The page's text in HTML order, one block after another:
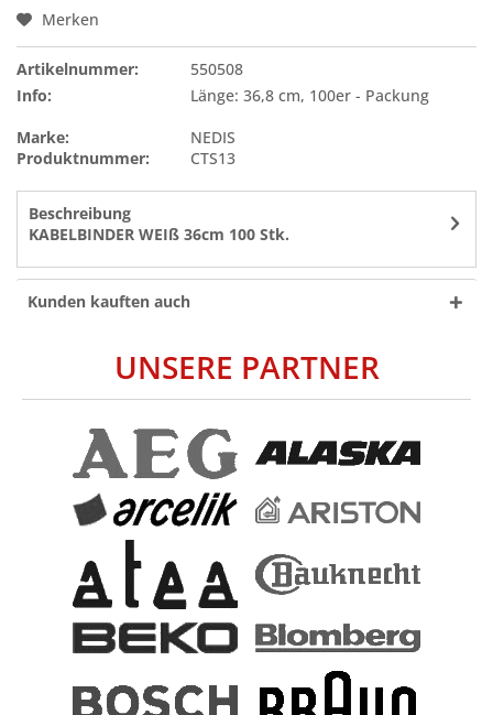
Merken
Artikelnummer:
550508
Info:
Länge: 36,8 cm, 100er - Packung
Marke:
NEDIS
Produktnummer:
CTS13
Beschreibung
KABELBINDER WEIß 36cm 100 Stk.
Kunden kauften auch
UNSERE PARTNER